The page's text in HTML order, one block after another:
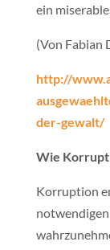
ein
(Von Fabian
http://
der-gewalt/
Wie
Korruption